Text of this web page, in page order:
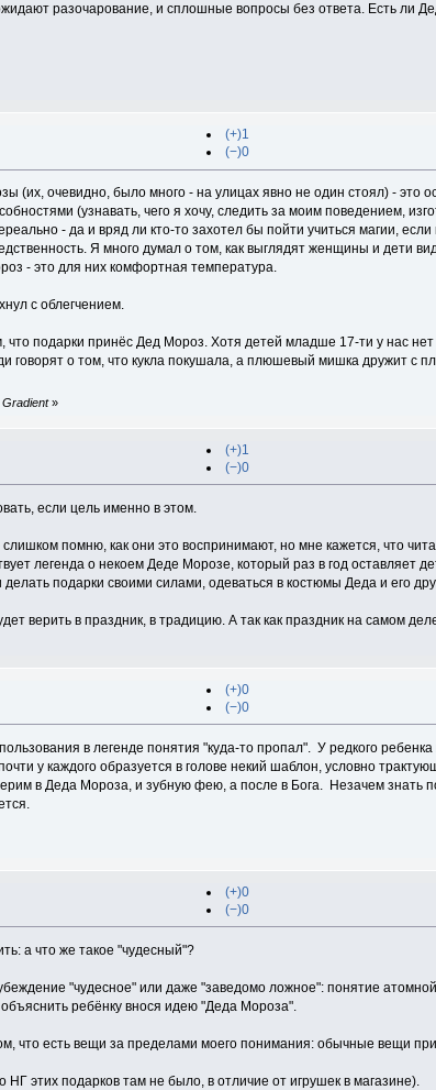
разочарование, и сплошные вопросы без ответа. Есть ли
(+)1
(−)0
(их, очевидно, было много - на улицах явно не один стоял) - это
(узнавать, чего я хочу, следить за моим поведением,
- да и вряд ли кто-то захотел бы пойти учиться магии,
Я много думал о том, как выглядят женщины и дети
- это для них комфортная температура.
с облегчением.
подарки принёс Дед Мороз. Хотя детей младше 17-ти у нас
говорят о том, что кукла покушала, а плюшевый мишка дружит с
»
(+)1
(−)0
если цель именно в этом.
помню, как они это воспринимают, но мне кажется, что читая
легенда о некоем Деде Морозе, который раз в год оставляет
подарки своими силами, одеваться в костюмы Деда и его
верить в праздник, в традицию. А так как праздник на самом
(+)0
(−)0
в легенде понятия "куда-то пропал". У редкого
у каждого образуется в голове некий шаблон, условно
в Деда Мороза, и зубную фею, а после в Бога. Незачем знать
(+)0
(−)0
а что же такое "чудесный"?
"чудесное" или даже "заведомо ложное": понятие
ребёнку внося идею "Деда Мороза".
что есть вещи за пределами моего понимания: обычные вещи
этих подарков там не было, в отличие от игрушек в магазине).